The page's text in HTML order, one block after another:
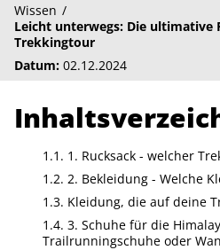
Wissen
Leicht unterwegs: Die ultimative
Trekkingtour
Datum: 02.12.2024
1. Rucksack - welcher
2. Bekleidung - Welche
Kleidung, die auf deine
3. Schuhe für die
Trailrunningschuhe oder